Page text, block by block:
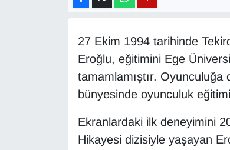
27 Ekim 1994 tarihinde
Eroğlu, eğitimini Ege
tamamlamıştır.
bünyesinde oyunculuk
Ekranlardaki ilk deneyimini
Hikayesi dizisiyle yaşayan